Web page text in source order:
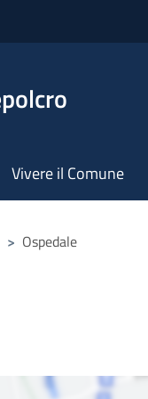
Vivere il Comune
> Ospedale